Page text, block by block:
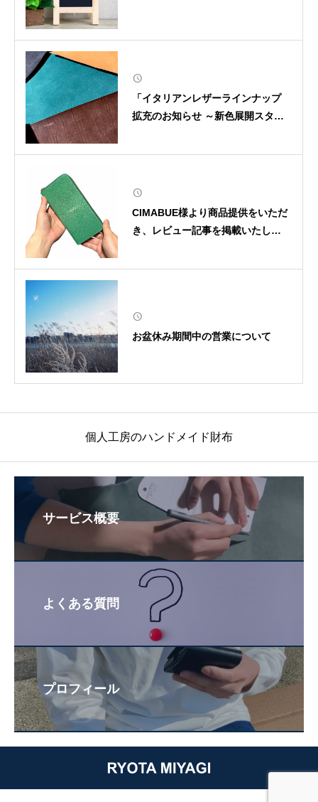
「イタリアンレザーラインナップ
拡充のお知らせ ～新色展開スター
CIMABUE様より商品提供をいただ
き、レビュー記事を掲載いたしま
お盆休み期間中の営業について
個人工房のハンドメイド財布
サービス概要
よくある質問
プロフィール